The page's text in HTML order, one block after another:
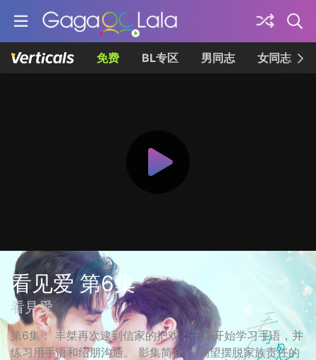
免费 BL专区 男同志 女同志
看见爱 第6集
看見愛
第6集： 丰桀再次逮到信家的把戏；子翔开始学习手语，并
练习用手语和绍朋沟通。 影集简介： 渴望摆脱家族责任的